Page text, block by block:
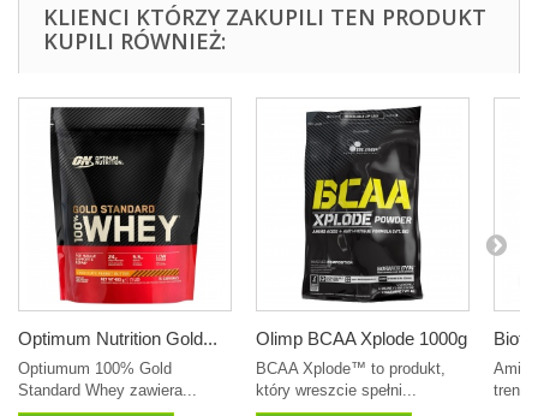
KLIENCI KTÓRZY ZAKUPILI TEN PRODUKT
KUPILI RÓWNIEŻ:
Optimum Nutrition Gold...
Optiumum 100% Gold
Standard Whey zawiera...
Olimp BCAA Xplode 1000g
BCAA Xplode™ to produkt,
który wreszcie spełni...